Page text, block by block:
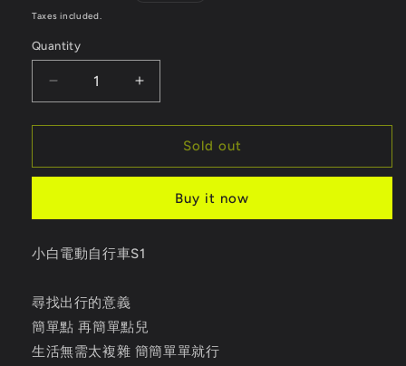
price
Taxes included.
Quantity
Quantity
Decrease
quantity
for
S1
Increase
quantity
for
BAICYCLE
S1
Sold out
Buy it now
小白電動自行車S1
尋找出行的意義
簡單點 再簡單點兒
生活無需太複雜 簡簡單單就行